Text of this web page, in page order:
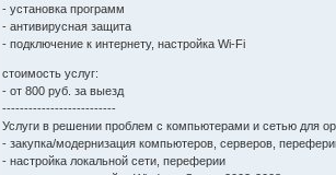
- установка программ
- антивирусная защита
- подключение к интернету, настройка Wi-Fi
стоимость услуг:
- от 800 руб. за выезд
--------------------------
Услуги в решении проблем с компьютерами и сетью для
- закупка/модернизация компьютеров, серверов,
- настройка локальной сети, переферии